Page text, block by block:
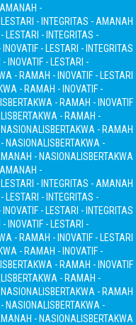
-
- INTEGRITAS - AMANAH
LESTARI - INTEGRITAS -
- LESTARI - INTEGRITAS
INOVATIF - LESTARI -
- RAMAH - INOVATIF - LESTARI
- RAMAH - INOVATIF -
BERTAKWA - RAMAH - INOVATIF
BERTAKWA - RAMAH -
BERTAKWA - RAMAH
NASIONALISBERTAKWA -
- NASIONALISBERTAKWA
-
- INTEGRITAS - AMANAH
LESTARI - INTEGRITAS -
- LESTARI - INTEGRITAS
INOVATIF - LESTARI -
- RAMAH - INOVATIF - LESTARI
- RAMAH - INOVATIF -
BERTAKWA - RAMAH - INOVATIF
BERTAKWA - RAMAH -
BERTAKWA - RAMAH
NASIONALISBERTAKWA -
- NASIONALISBERTAKWA